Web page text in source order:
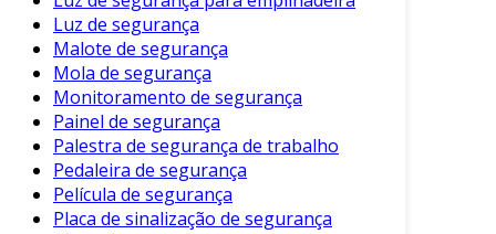
Considerações Finais
A realização de um laudo técnico de segurança
e estabilidade não apenas atende às exigências
legais, mas também promove a segurança de
usuários e trabalhadores. Esse documento é
fundamental para garantir que as edificações
ofereçam condições adequadas de uso.
Luz de segurança
Malote de segurança
Mola de segurança
Monitoramento de segurança
Painel de segurança
Palestra de segurança de trabalho
Pedaleira de segurança
Película de segurança
Placa de sinalização de segurança